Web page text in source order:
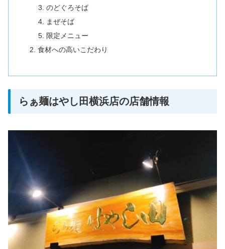
のどぐろそば
まぜそば
限定メニュー
食材への高いこだわり
らぁ麺はやし田横浜店の店舗情報